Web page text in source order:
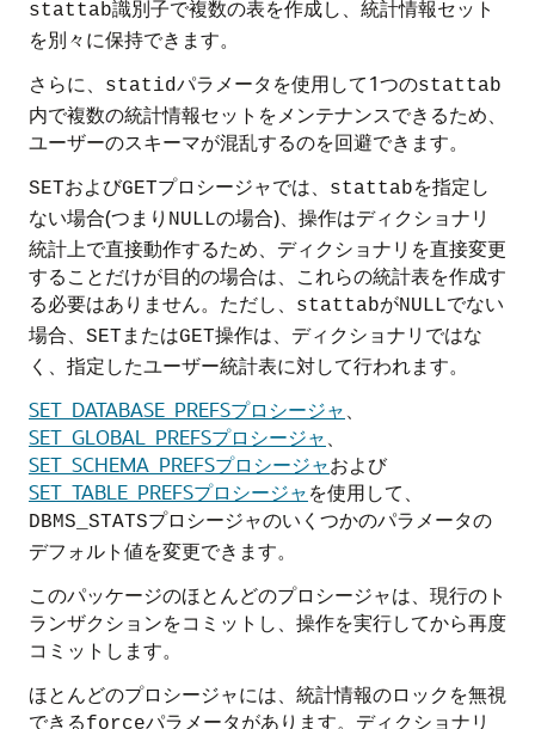
stattab識別子で複数の表を作成し、統計情報セット
を別々に保持できます。
さらに、
statidパラメータを使用して1つのstattab
内で複数の統計情報セットをメンテナンスできるため、
ユーザーのスキーマが混乱するのを回避できます。
SETおよびGETプロシージャでは、 stattabを指定し
ない場合(つまり NULLの場合)、操作はディクショナリ
統計上で直接動作するため、ディクショナリを直接変更
することだけが目的の場合は、これらの統計表を作成す
る必要はありません。ただし、
stattabがNULLでない
場合、 SET またはGET操作は、ディクショナリではな
く、指定したユーザー統計表に対して行われます。
SET_DATABASE_PREFSプロシージャ
SET_GLOBAL_PREFSプロシージャ
SET_SCHEMA_PREFSプロシージャおよび
SET_TABLE_PREFSプロシージャを使用して、
DBMS_STATSプロシージャのいくつかのパラメータの
デフォルト値を変更できます。
このパッケージのほとんどのプロシージャは、現行のト
ランザクションをコミットし、操作を実行してから再度
コミットします。
ほとんどのプロシージャには、統計情報のロックを無視
できるforceパラメータがあります。ディクショナリ